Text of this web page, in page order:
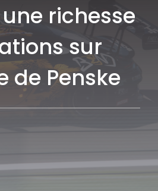
richesse
sur
de Penske